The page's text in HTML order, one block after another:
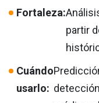
Fortaleza:
partir
Cuándo
usarlo: